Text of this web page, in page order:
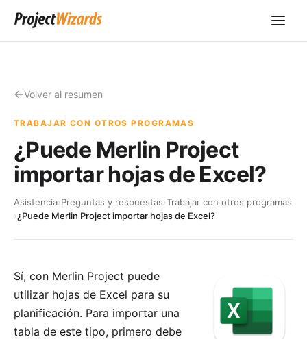
Volver al resumen
TRABAJAR CON OTROS PROGRAMAS
¿Puede Merlin Project
importar hojas de Excel?
Asistencia›Preguntas y respuestas›Trabajar con otros programas
›¿Puede Merlin Project importar hojas de Excel?
Sí, con Merlin Project puede
utilizar hojas de Excel para su
planificación. Para importar una
tabla de este tipo, primero debe